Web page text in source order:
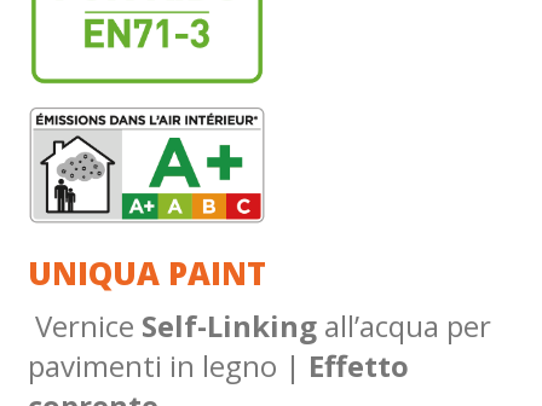
UNIQUA PAINT
Vernice Self-Linkingall’acqua per
pavimenti in legno | Effetto